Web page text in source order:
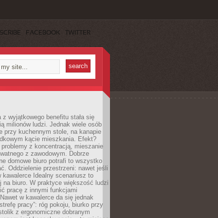
FACEBOOK TWITTER
z wyjątkowego benefitu stała się
milionów ludzi. Jednak wiele osób
przy kuchennym stole, na kanapie
kącie mieszkania. Efekt?
problemy z koncentracją, mieszanie
z zawodowym. Dobrze
domowe biuro potrafi to wszystko
Oddzielenie przestrzeni: nawet jeśli
kawalerce Idealny scenariusz to
na biuro. W praktyce większość ludzi
pracę z innymi funkcjami
w kawalerce da się jednak
pracy”: róg pokoju, biurko przy
z ergonomiczne dobranym